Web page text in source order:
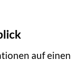
auf einen